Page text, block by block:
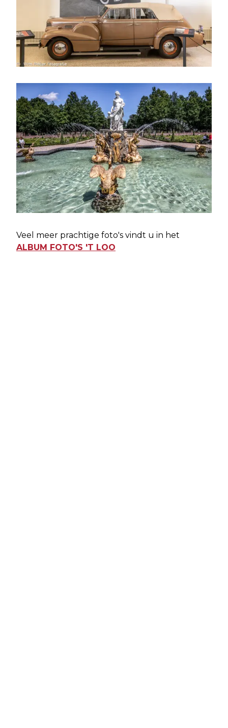
Veel meer prachtige foto's vindt u in het
ALBUM FOTO'S 'T LOO